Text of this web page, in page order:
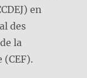
en
des
la
(CEF).